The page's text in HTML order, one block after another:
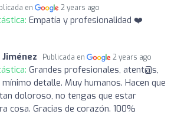
en 2 years ago
Empatía y profesionalidad ❤️
Publicada en 2 years ago
Grandes profesionales, atent@s,
detalle. Muy humanos. Hacen que
doloroso, no tengas que estar
cosa. Gracias de corazón. 100%